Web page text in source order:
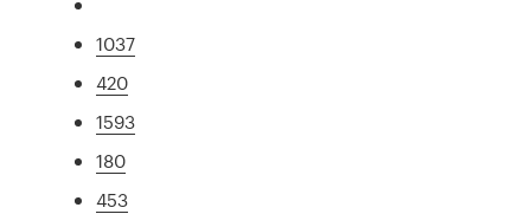
1037
420
1593
180
453